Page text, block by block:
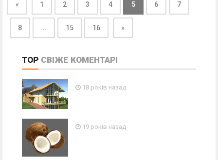
« 1 2 3 4 5 6 7
8 ... 15 16 »
TOP СВІЖЕ КОМЕНТАРІ
18 років назад
19 років назад